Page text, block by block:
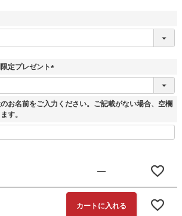
定プレゼント
(
須
お名前をご入力ください。ご記載がない場合、空欄
す。
—
カートに入れる